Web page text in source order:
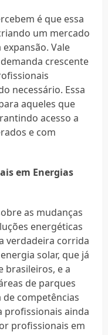
é que essa
um mercado
Vale
crescente
necessário. Essa
aqueles que
acesso a
e com
em Energias
as mudanças
energéticas
verdadeira corrida
solar, que já
brasileiros, e a
de parques
competências
profissionais ainda
profissionais em